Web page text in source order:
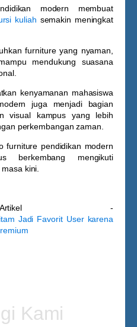
modern membuat
kuliah semakin meningkat
furniture yang nyaman,
mendukung suasana
kenyamanan mahasiswa
juga menjadi bagian
visual kampus yang lebih
perkembangan zaman.
furniture pendidikan modern
berkembang mengikuti
kini.
-
Jadi Favorit User karena
Kami